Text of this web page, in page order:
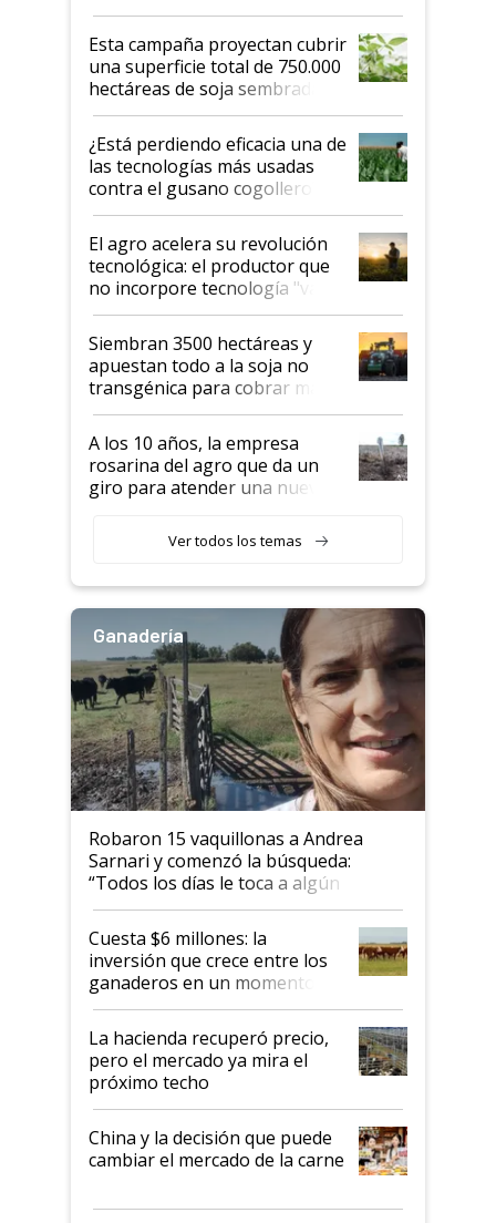
Esta campaña proyectan cubrir
una superficie total de 750.000
hectáreas de soja sembradas
con una nueva generación de
variedades que marcan un
salto tecnológico en genética y
rendimiento
¿Está perdiendo eficacia una de
las tecnologías más usadas
contra el gusano cogollero? El
desafío de una tecnología clave
El agro acelera su revolución
tecnológica: el productor que
no incorpore tecnología "va a
perder el tren"
Siembran 3500 hectáreas y
apuestan todo a la soja no
transgénica para cobrar más
por tonelada: compraron un
semillero
A los 10 años, la empresa
rosarina del agro que da un
giro para atender una nueva
Ver todos los temas
Ganadería
Robaron 15 vaquillonas a Andrea
Sarnari y comenzó la búsqueda:
“Todos los días le toca a algún
productor”
Cuesta $6 millones: la
inversión que crece entre los
ganaderos en un momento
histórico para la actividad
La hacienda recuperó precio,
pero el mercado ya mira el
próximo techo
China y la decisión que puede
cambiar el mercado de la carne